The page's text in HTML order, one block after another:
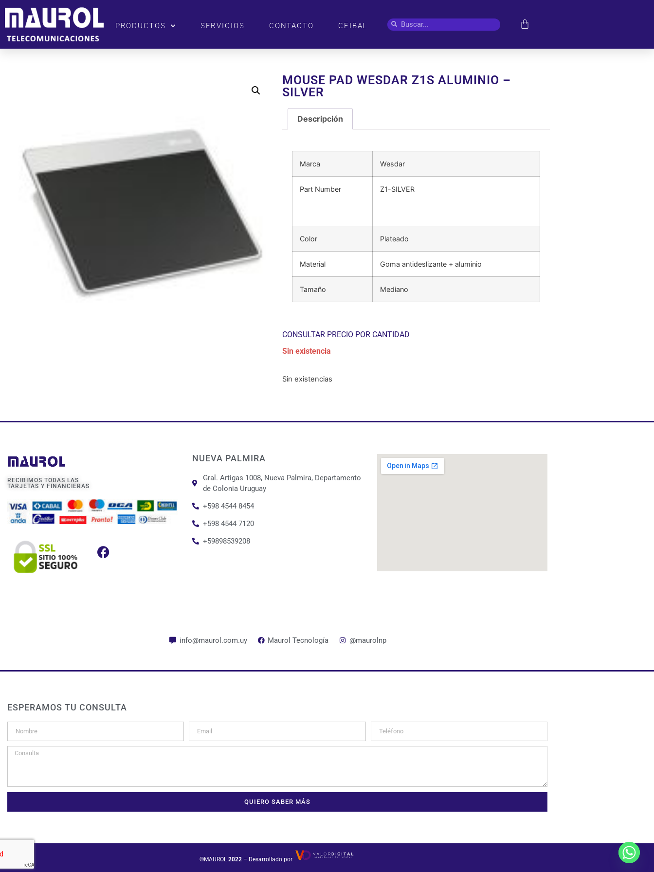
PRODUCTOS SERVICIOS CONTACTO CEIBAL
MOUSE PAD WESDAR Z1S ALUMINIO –
SILVER
Descripción
Marca Wesdar
Part Number Z1-SILVER
Color Plateado
Material Goma antideslizante + aluminio
Tamaño Mediano
CONSULTAR PRECIO POR CANTIDAD
Sin existencia
Sin existencias
RECIBIMOS TODAS LAS
TARJETAS Y FINANCIERAS
NUEVA PALMIRA
Gral. Artigas 1008, Nueva Palmira, Departamento
de Colonia Uruguay
+598 4544 8454
+598 4544 7120
+59898539208
info@maurol.com.uy Maurol Tecnología @maurolnp
ESPERAMOS TU CONSULTA
QUIERO SABER MÁS
©MAUROL 2022 – Desarrollado por